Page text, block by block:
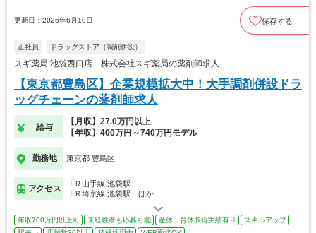
更新日：2026年6月18日 保存する
正社員 ドラッグストア（調剤併設）
スギ薬局 池袋西口店 株式会社スギ薬局の薬剤師求人
【東京都豊島区】企業規模拡大中！大手調剤併設ドラ
ッグチェーンの薬剤師求人
給与
【月収】27.0万円以上
【年収】400万円～740万円モデル
勤務地 東京都 豊島区
アクセス
ＪＲ山手線 池袋駅
ＪＲ埼京線 池袋駅…ほか
年収700万円以上可 未経験者も応募可能 産休・育休取得実績有り
スキルアップ